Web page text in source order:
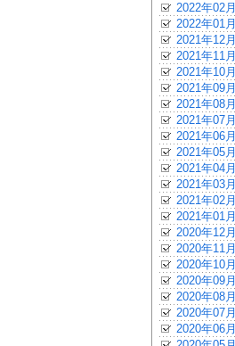
2022年02月
2022年01月
2021年12月
2021年11月
2021年10月
2021年09月
2021年08月
2021年07月
2021年06月
2021年05月
2021年04月
2021年03月
2021年02月
2021年01月
2020年12月
2020年11月
2020年10月
2020年09月
2020年08月
2020年07月
2020年06月